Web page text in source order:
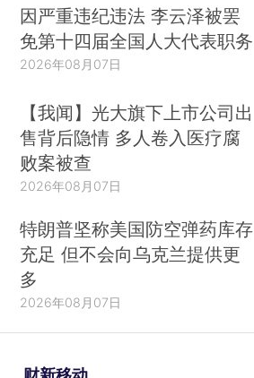
因严重违纪违法 李云泽被罢
免第十四届全国人大代表职务
2026年08月07日
【我闻】光大旗下上市公司出
售背后隐情 多人卷入医疗腐
败案被查
2026年08月07日
特朗普坚称美国防空弹药库存
充足 但不会向乌克兰提供更
多
2026年08月07日